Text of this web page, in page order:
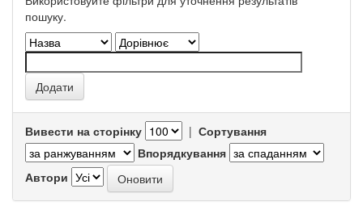
пошуку.
Вивести на сторінку | Сортування
Впорядкування
Автори